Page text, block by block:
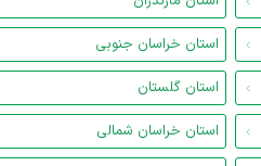
استان خراسان جنوبی
استان گلستان
استان خراسان شمالی